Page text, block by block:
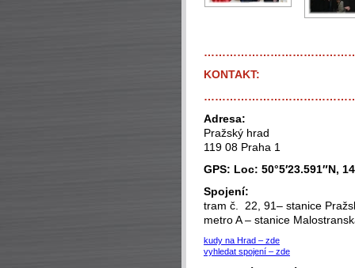
KONTAKT:
Adresa:
Pražský hrad
119 08 Praha 1
GPS: Loc: 50°5′23.591″N,
Spojení:
tram č. 22, 91– stanice
metro A – stanice
kudy na Hrad – zde
vyhledat spojení – zde